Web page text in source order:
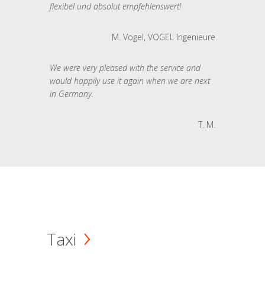
flexibel und absolut empfehlenswert!
M. Vogel, VOGEL Ingenieure
We were very pleased with the service and
would happily use it again when we are next
in Germany.
T. M.
Taxi